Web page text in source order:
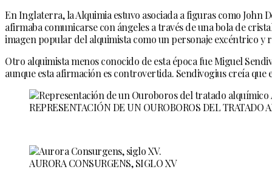
En Inglaterra, la Alquimia estuvo asociada a figuras como John
afirmaba comunicarse con ángeles a través de una bola de
imagen popular del alquimista como un personaje excéntrico y
Otro alquimista menos conocido de esta época fue Miguel
aunque esta afirmación es controvertida. Sendivogius creía que
REPRESENTACIÓN DE UN OUROBOROS DEL
AURORA CONSURGENS, SIGLO XV